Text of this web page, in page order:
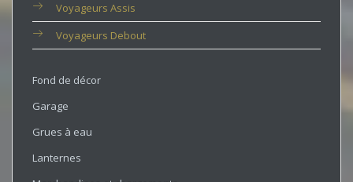
Voyageurs Assis
Voyageurs Debout
Fond de décor
Garage
Grues à eau
Lanternes